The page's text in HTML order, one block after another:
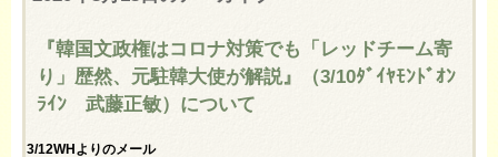
『韓国文政権はコロナ対策でも「レッドチーム寄
り」歴然、元駐韓大使が解説』（3/10ﾀﾞｲﾔﾓﾝﾄﾞｵﾝ
ﾗｲﾝ 武藤正敏）について
3/12WHよりのメール